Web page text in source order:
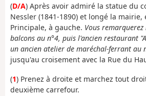
(D/A) Après avoir admiré la statue du
Nessler (1841-1890) et longé la
Principale, à gauche. Vous
balcons au n°4, puis l'ancien restaurant
un ancien atelier de maréchal-ferrant au
jusqu'au croisement avec la Rue du
(1) Prenez à droite et marchez tout
deuxième carrefour.